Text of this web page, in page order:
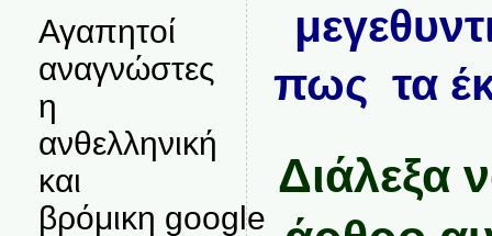
Αγαπητοί
αναγνώστες
η
ανθελληνική
και
βρόμικη google
πως τα
Διάλεξα